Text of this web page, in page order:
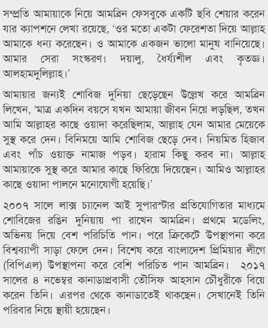
সম্প্রতি আমায়াকে নিয়ে আমব্রিন ফেসবুকে একটি ছবি শেয়ার করেন
যার ক্যাপশনে লেখা রয়েছে, ‘ওর মতো একটা ফেরেশতা দিয়ে আল্লাহ
আমাকে ধন্য করেছেন। ও আমাকে একজন ভালো মানুষ বানিয়েছে।
আমার সেরা সংস্করণ। দয়ালু, ধৈর্য্যশীল এবং কৃতজ্ঞ।
আলহামদুলিল্লাহ।’
আমায়ার জন্যই শোবিজ দুনিয়া ছেড়েছেন উল্লেখ করে আমব্রিন
লিখেন, ‘মাত্র একদিন বয়সে যখন আমায়া জীবন নিয়ে লড়ছিল, তখন
আমি আল্লাহর কাছে ওয়াদা করেছিলাম, আল্লাহ যেন আমার মেয়েকে
সুস্থ করে দেন। বিনিময়ে আমি শোবিজ ছেড়ে দেব। নিয়মিত হিজাব
এবং পাঁচ ওয়াক্ত নামাজ পড়ব। হারাম কিছু করব না। আল্লাহ
আমায়াকে সুস্থ করে আমার কাছে ফিরিয়ে দিয়েছেন। আমিও আল্লাহর
কাছে ওয়াদা পালনে মনোযোগী হয়েছি।’
২০০৭ সালে লাক্স চ্যানেল আই সুপারস্টার প্রতিযোগিতার মাধ্যমে
শোবিজের রঙিন দুনিয়ায় পা রাখেন আমব্রিন। প্রথমে মডেলিং,
অভিনয় দিয়ে বেশ পরিচিতি পান। পরে ক্রিকেটে উপস্থাপনা করে
বিশ্বব্যাপী সাড়া ফেলে দেন। বিশেষ করে বাংলাদেশ প্রিমিয়ার লীগে
(বিপিএল) উপস্থাপনা করে বেশি পরিচিত পান আমব্রিন। ২০১৭
সালের ৪ নভেম্বর কানাডাপ্রবাসী তৌসিফ আহসান চৌধুরীকে বিয়ে
করেন তিনি। এরপর থেকে কানাডাতেই থাকছেন। সেখানেই তিনি
পরিবার নিয়ে স্থায়ী হয়েছেন।